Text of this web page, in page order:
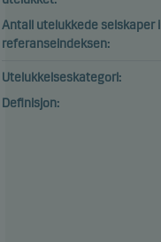
Antall utelukkede selskaper i
referanseindeksen:
Utelukkelseskategori:
Definisjon: